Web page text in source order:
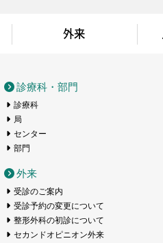
外来
センター
診療科・部門
診療科
局
センター
部門
外来
受診のご案内
受診予約の変更について
整形外科の初診について
セカンドオピニオン外来